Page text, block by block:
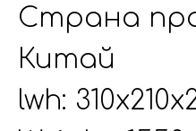
Страна
Китай
lwh: